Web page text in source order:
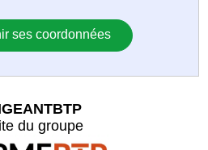
ses coordonnées
du groupe